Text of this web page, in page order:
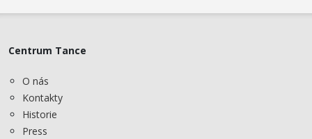
Centrum Tance
O nás
Kontakty
Historie
Press